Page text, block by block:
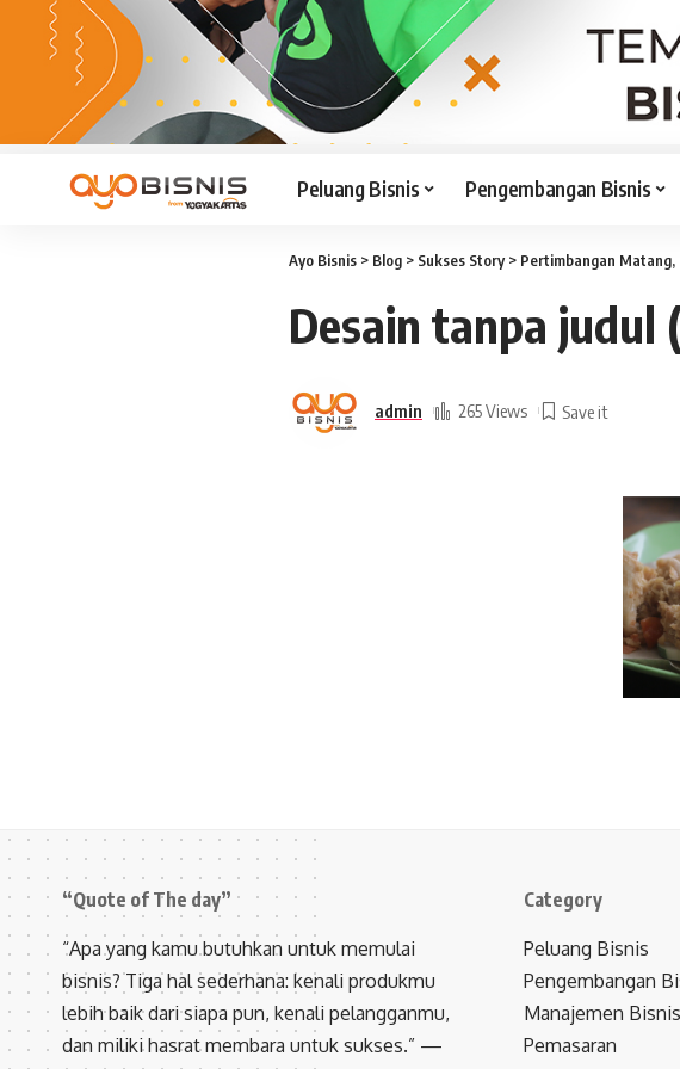
Peluang Bisnis Pengembangan Bisnis
Ayo Bisnis > Blog > Sukses Story> Pertimbangan Matang,
Desain tanpa judul
admin 265 Views
“Quote of The day”
“Apa yang kamu butuhkan untuk memulai
bisnis? Tiga hal sederhana: kenali produkmu
lebih baik dari siapa pun, kenali pelangganmu,
dan miliki hasrat membara untuk sukses.” —
Category
Peluang Bisnis
Pengembangan
Manajemen Bisnis
Pemasaran